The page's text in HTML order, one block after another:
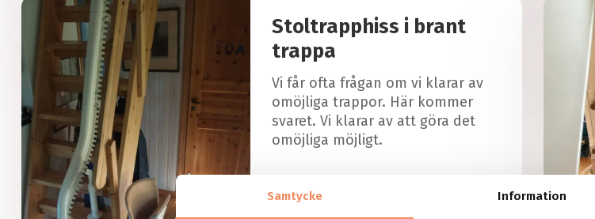
Samtycke Information
Stoltrapphiss i brant
trappa
Vi får ofta frågan om vi klarar av
omöjliga trappor. Här kommer
svaret. Vi klarar av att göra det
omöjliga möjligt.